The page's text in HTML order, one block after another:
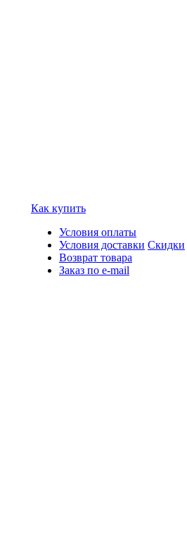
Как купить
Условия оплаты
Условия доставки
Возврат товара
Заказ по e-mail
Скидки